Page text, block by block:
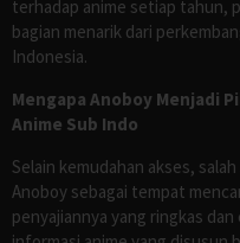
terhadap anime setiap tahun,
bagian menarik dari
Indonesia.
Mengapa Anoboy Menjadi
Anime Sub Indo
Selain kemudahan akses,
Anoboy sebagai tempat
penyajiannya yang ringkas